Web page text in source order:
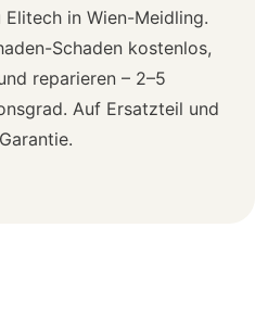
in Wien-Meidling.
Schaden kostenlos,
reparieren – 2–5
Auf Ersatzteil und